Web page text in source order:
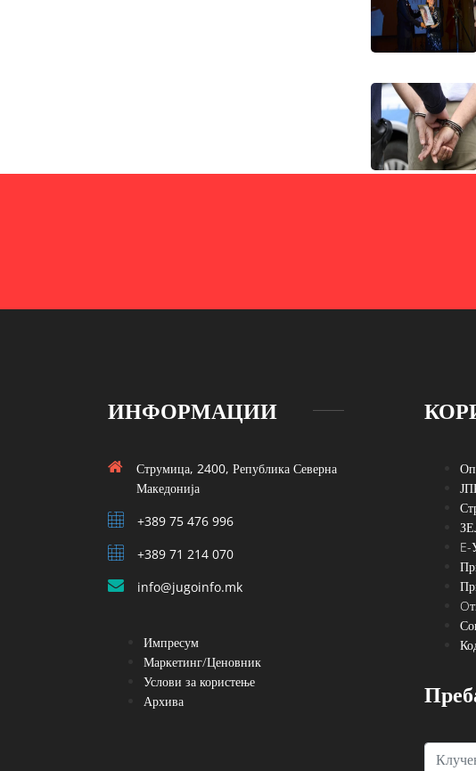
ИНФОРМАЦИИ
Струмица, 2400, Република Северна
Македонија
+389 75 476 996
+389 71 214 070
info@jugoinfo.mk
Импресум
Маркетинг/Ценовник
Услови за користење
Архива
E-